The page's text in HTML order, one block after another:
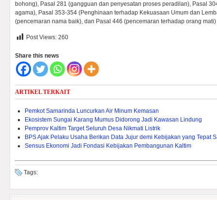
bohong), Pasal 281 (gangguan dan penyesatan proses peradilan), Pasal
agama), Pasal 353-354 (Penghinaan terhadap Kekuasaan Umum dan
(pencemaran nama baik), dan Pasal 446 (pencemaran terhadap orang
Post Views: 260
Share this news
ARTIKEL TERKAIT
Pemkot Samarinda Luncurkan Air Minum Kemasan
Ekosistem Sungai Karang Mumus Didorong Jadi Kawasan Lindung
Pemprov Kaltim Target Seluruh Desa Nikmati Listrik
BPS Ajak Pelaku Usaha Berikan Data Jujur demi Kebijakan yang Tepat
Sensus Ekonomi Jadi Fondasi Kebijakan Pembangunan Kaltim
Tags: